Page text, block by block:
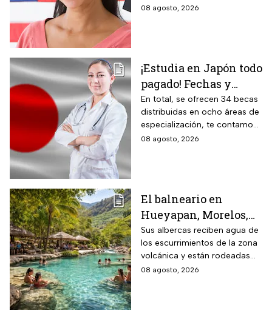
documento que permite
08 agosto, 2026
¡Estudia en Japón todo
pagado! Fechas y
requisitos de la
convocatoria para
becas de estancias en
2026
En total, se ofrecen 34 becas
distribuidas en ocho áreas de
especialización, te contamos
todos los detalles.
08 agosto, 2026
El balneario en
Hueyapan, Morelos,
que combina albercas
cristalinas con la
naturaleza del volcán
Popocatépetl y cuesta
Sus albercas reciben agua de
los escurrimientos de la zona
volcánica y están rodeadas
de vegetación, áreas verdes y
08 agosto, 2026